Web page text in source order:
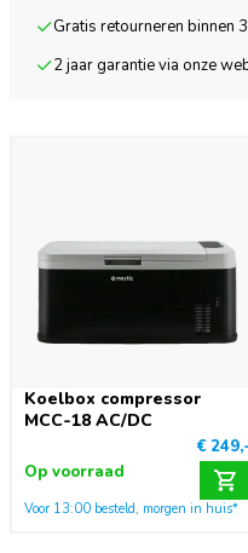
Gratis retourneren binnen
2 jaar garantie via onze
Koelbox compressor
MCC-18 AC/DC
€ 249,-
Op voorraad
Voor 13:00 besteld, morgen in huis*